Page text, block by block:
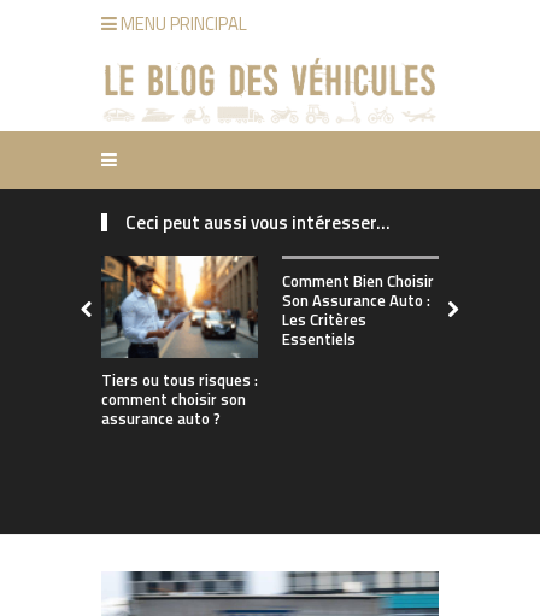
MENU PRINCIPAL
Ceci peut aussi vous intéresser...
Tiers ou tous risques :
comment choisir son
assurance auto ?
Comment Bien Choisir
Son Assurance Auto :
Les Critères
Essentiels